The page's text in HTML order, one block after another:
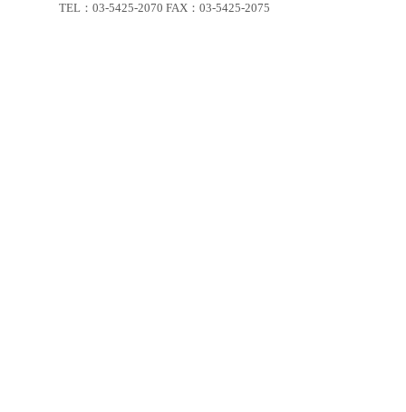
TEL：03-5425-2070 FAX：03-5425-2075